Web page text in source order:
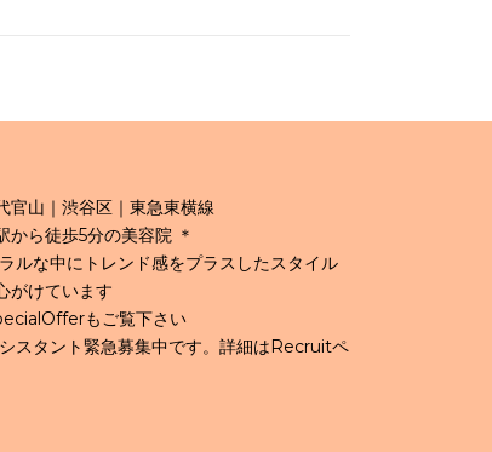
官山｜渋谷区｜東急東横線
から徒歩5分の美容院 ＊
ルな中にトレンド感をプラスしたスタイル
がけています
もご覧下さい
スタント緊急募集中です。詳細はRecruitペ